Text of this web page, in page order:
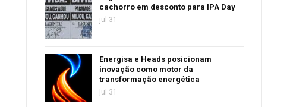
cachorro em desconto para IPA Day
jul 31
Energisa e Heads posicionam
inovação como motor da
transformação energética
jul 31